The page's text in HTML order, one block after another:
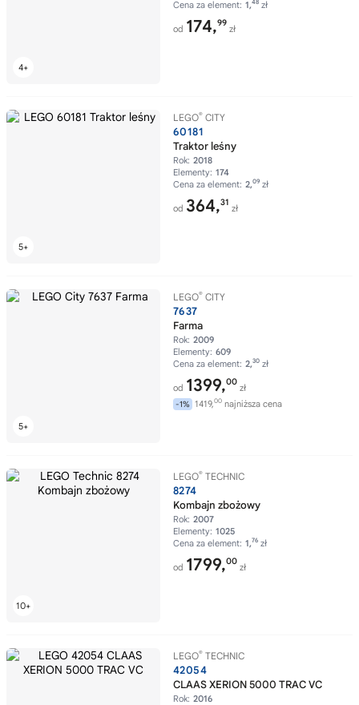
Cena za element: 1,48 zł
od 174,99
zł
LEGO® CITY
60181
Traktor leśny
Rok: 2018
Elementy: 174
Cena za element: 2,09 zł
od 364,31
zł
LEGO® CITY
7637
Farma
Rok: 2009
Elementy: 609
Cena za element: 2,30 zł
od 1399,00
zł
-1% 1419,00 najniższa cena
LEGO® TECHNIC
8274
Kombajn zbożowy
Rok: 2007
Elementy: 1025
Cena za element: 1,76 zł
od 1799,00
zł
LEGO® TECHNIC
42054
CLAAS XERION 5000 TRAC VC
Rok: 2016